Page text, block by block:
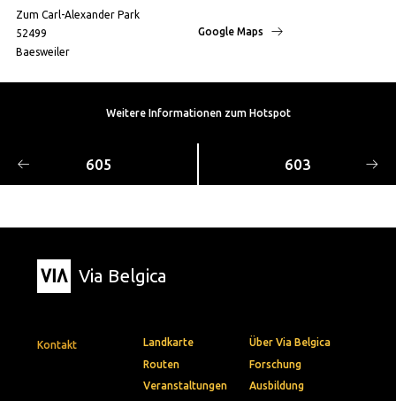
Zum Carl-Alexander Park
52499
Baesweiler
Google Maps
Weitere Informationen zum Hotspot
605 603
Via Belgica
Kontakt
Landkarte
Routen
Veranstaltungen
Über Via Belgica
Forschung
Ausbildung